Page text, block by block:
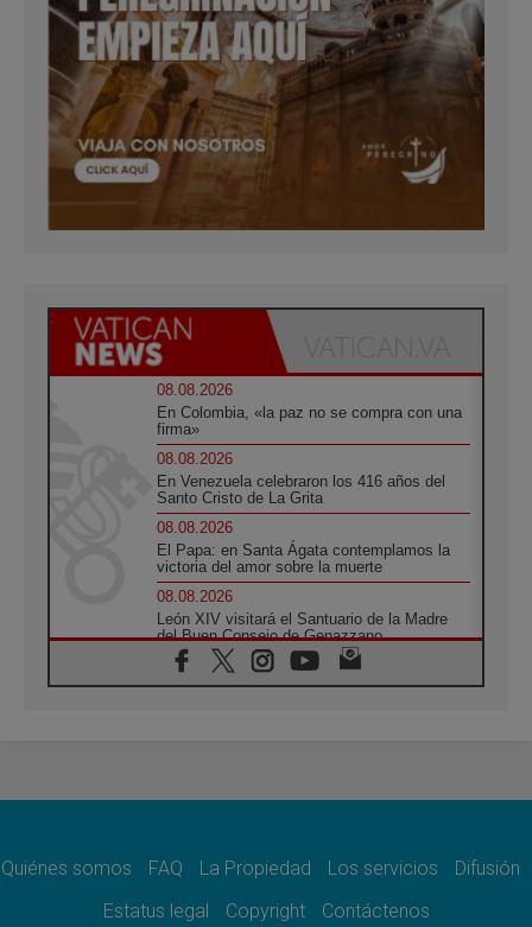
08.08.2026
En Colombia, «la paz no se compra con una
firma»
08.08.2026
En Venezuela celebraron los 416 años del
Santo Cristo de La Grita
08.08.2026
El Papa: en Santa Ágata contemplamos la
victoria del amor sobre la muerte
08.08.2026
León XIV visitará el Santuario de la Madre
del Buen Consejo de Genazzano
07.08.2026
Filipinas: el Vicariato Apostólico de Calapán
07.08.2026
07.08.2026
muertos en 300 días
Quiénes somos FAQ La Propiedad Los servicios
Difusión
Estatus legal
Copyright Contáctenos